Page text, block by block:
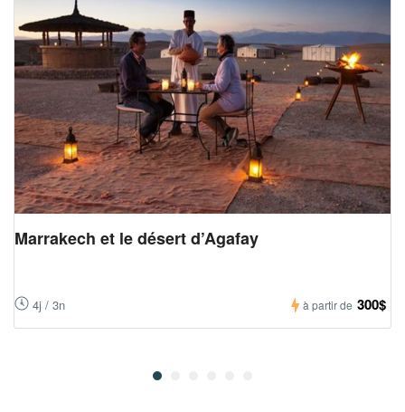
Marrakech et le désert d’Agafay
4j / 3n à partir de 300$